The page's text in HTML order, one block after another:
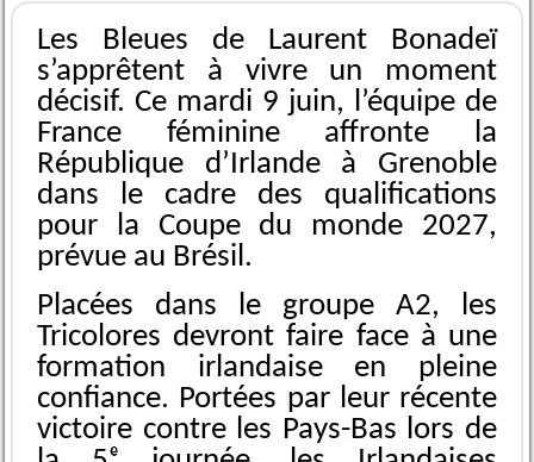
Les Bleues de Laurent Bonadeï
s’apprêtent à vivre un moment
décisif. Ce mardi 9 juin, l’équipe de
France féminine affronte la
République d’Irlande à Grenoble
dans le cadre des qualifications
pour la Coupe du monde 2027,
prévue au Brésil.
Placées dans le groupe A2, les
Tricolores devront faire face à une
formation irlandaise en pleine
confiance. Portées par leur récente
victoire contre les Pays-Bas lors de